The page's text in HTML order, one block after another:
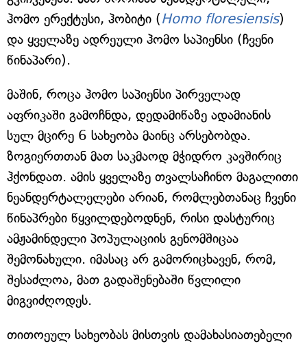
ჰომო ერექტუსი, ჰობიტი (Homo floresiensis)
და ყველაზე ადრეული ჰომო საპიენსი (ჩვენი
წინაპარი).
მაშინ, როცა ჰომო საპიენსი პირველად
აფრიკაში გამოჩნდა, დედამიწაზე ადამიანის
სულ მცირე 6 სახეობა მაინც არსებობდა.
ზოგიერთთან მათ საკმაოდ მჭიდრო კავშირიც
ჰქონდათ. ამის ყველაზე თვალსაჩინო მაგალითი
ნეანდერტალელები არიან, რომლებთანაც ჩვენი
წინაპრები წყვილდებოდნენ, რისი დასტურიც
ამჟამინდელი პოპულაციის გენომშიცაა
შემონახული. იმასაც არ გამორიცხავენ, რომ,
შესაძლოა, მათ გადაშენებაში წვლილი
მიგვიძღოდეს.
თითოეულ სახეობას მისთვის დამახასიათებელი